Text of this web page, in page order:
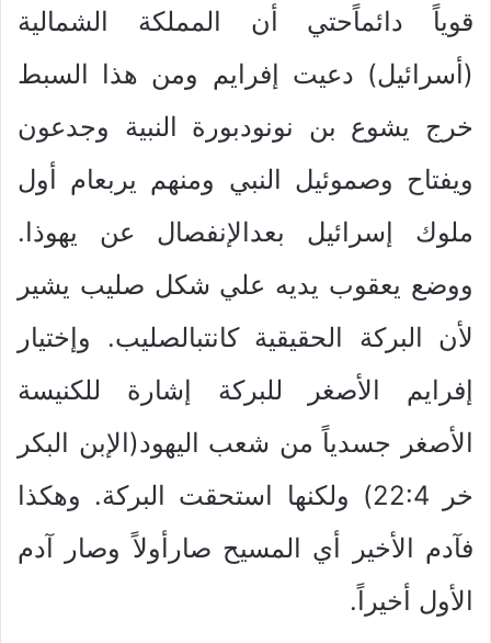
قوياً دائماًحتي أن المملكة الشمالية
(أسرائيل) دعيت إفرايم ومن هذا السبط
خرج يشوع بن نونودبورة النبية وجدعون
ويفتاح وصموئيل النبي ومنهم يربعام أول
ملوك إسرائيل بعدالإنفصال عن يهوذا.
ووضع يعقوب يديه علي شكل صليب يشير
لأن البركة الحقيقية كانتبالصليب. وإختيار
إفرايم الأصغر للبركة إشارة للكنيسة
الأصغر جسدياً من شعب اليهود(الإبن البكر
خر 22:4) ولكنها استحقت البركة. وهكذا
فآدم الأخير أي المسيح صارأولاً وصار آدم
الأول أخيراً.